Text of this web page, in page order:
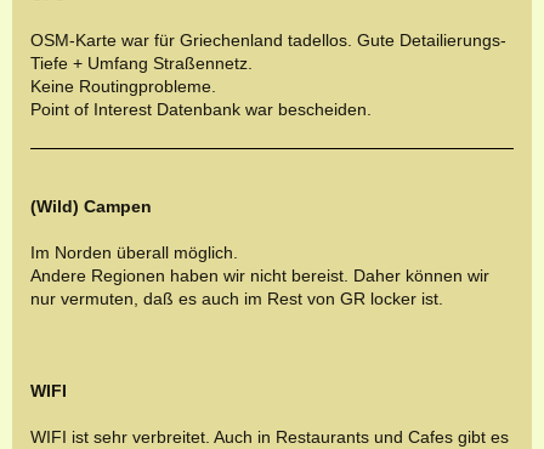
OSM-Karte war für Griechenland tadellos. Gute Detailierungs-
Tiefe + Umfang Straßennetz.
Keine Routingprobleme.
Point of Interest Datenbank war bescheiden.
(Wild) Campen
Im Norden überall möglich.
Andere Regionen haben wir nicht bereist. Daher können wir
nur vermuten, daß es auch im Rest von GR locker ist.
WIFI
WIFI ist sehr verbreitet. Auch in Restaurants und Cafes gibt es